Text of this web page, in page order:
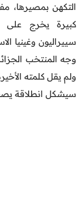
التكهن بمصيرها،
كبيرة يخرج على
سييراليون وغينيا
وجه المنتخب
ولم يقل كلمته
سيشكل انطلاقة